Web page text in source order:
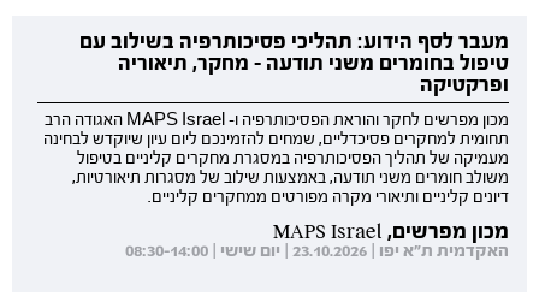
מעבר לסף הידוע: תהליכי פסיכותרפיה בשילוב עם
טיפול בחומרים משני תודעה - מחקר, תיאוריה
ופרקטיקה
מכון מפרשים לחקר והוראת הפסיכותרפיה ו- MAPS Israel האגודה הרב
תחומית למחקרים פסיכדליים, שמחים להזמינכם ליום עיון שיוקדש לבחינה
מעמיקה של תהליך הפסיכותרפיה במסגרת מחקרים קליניים בטיפול
משולב חומרים משני תודעה, באמצעות שילוב של מסגרות תיאורטיות,
דיונים קליניים ותיאורי מקרה מפורטים ממחקרים קליניים.
מכון מפרשים, MAPS Israel
האקדמית ת"א יפו | 23.10.2026 | יום שישי | 08:30-14:00